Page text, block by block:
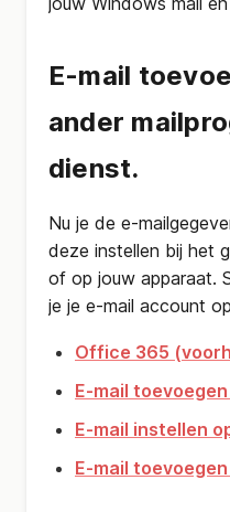
E-mail
ander
dienst.
Nu je de e-
deze instellen bij het
of op jouw apparaat.
je je e-mail account
Office 365
E-mail
E-mail instellen
E-mail